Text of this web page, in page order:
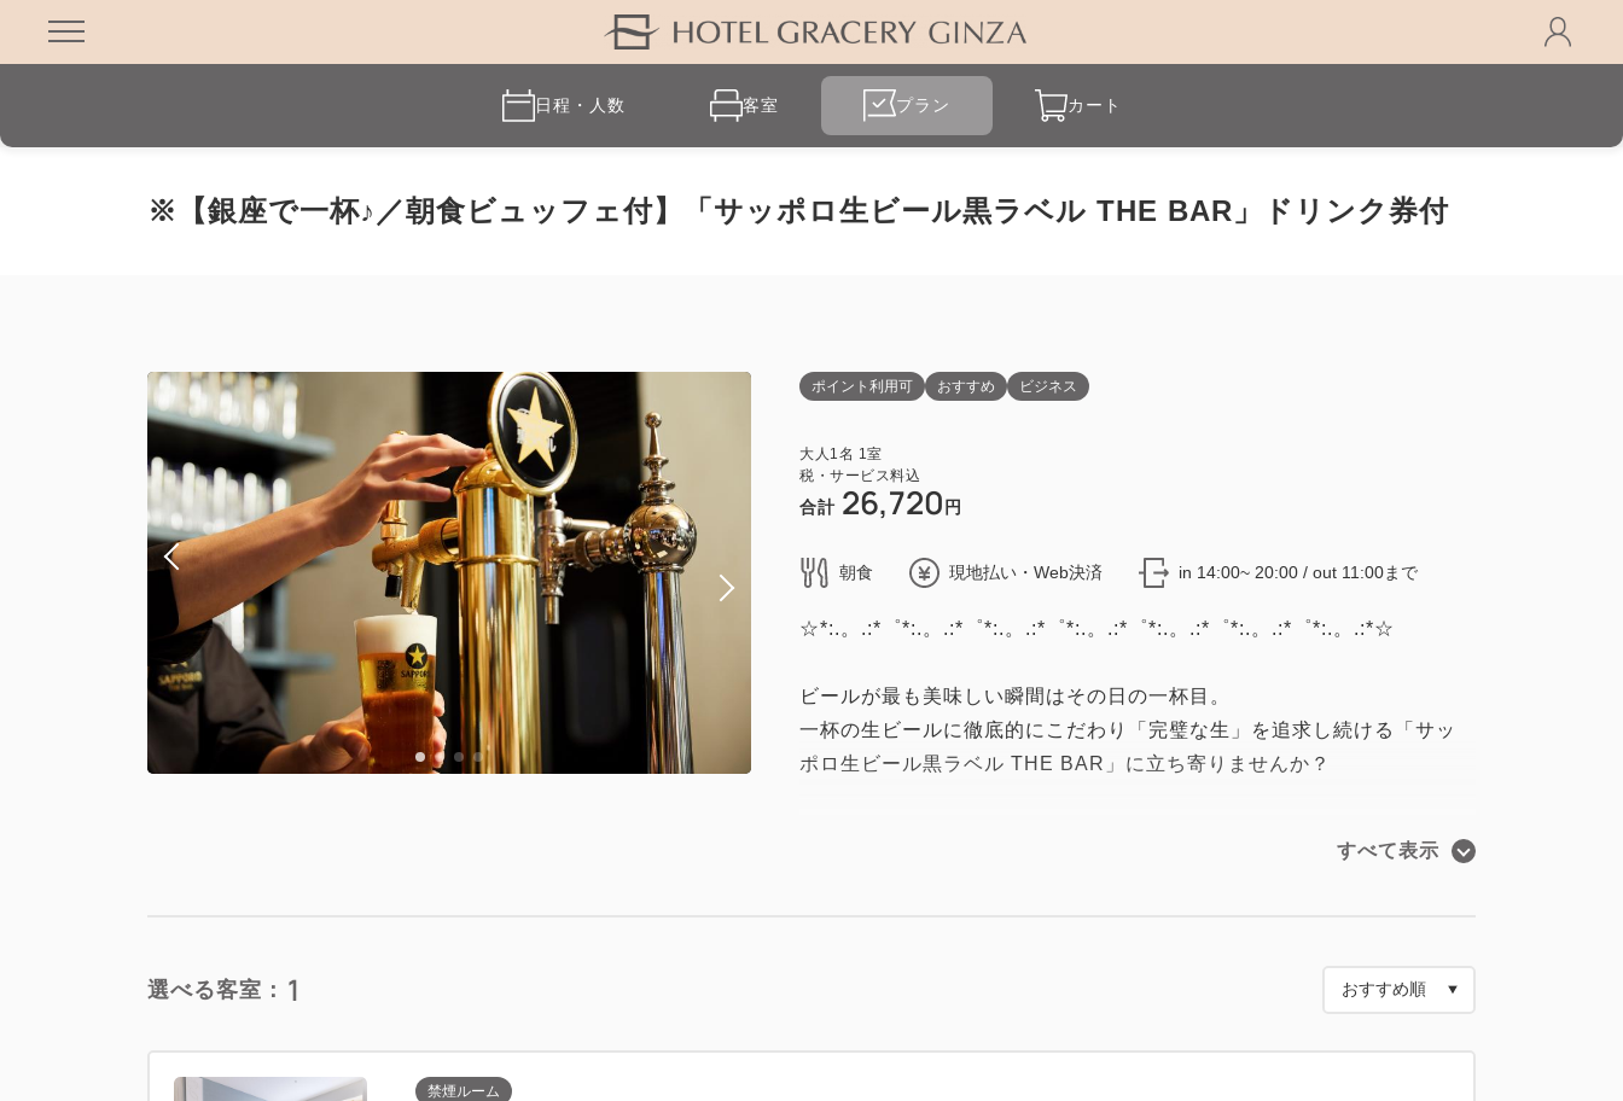
日程・人数 客室 プラン カート
※【銀座で一杯♪／朝食ビュッフェ付】「サッポロ生ビール黒ラベル THE BAR」ドリンク券付
ポイント利用可 おすすめ ビジネス
大人 1 名 1 室
税・サービス料込
合計 26,720 円
朝食 現地払い・Web決済 in 14:00~ 20:00 / out 11:00まで
☆*:.。.:*゜*:.。.:*゜*:.。.:*゜*:.。.:*゜*:.。.:*゜*:.。.:*゜*:.。.:*☆
ビールが最も美味しい瞬間はその日の一杯目。
一杯の生ビールに徹底的にこだわり「完璧な生」を追求し続ける「サッ
ポロ生ビール黒ラベル THE BAR」に立ち寄りませんか？
・一度のご利用で2杯までのご提供です。0次会利用やお待ち合わせのご
すべて表示
選べる客室： 1
禁煙ルーム